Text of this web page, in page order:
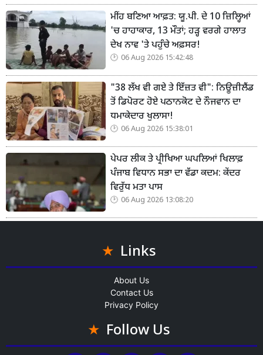
ਮੀਂਹ ਬਣਿਆ ਆਫ਼ਤ: ਯੂ.ਪੀ. ਦੇ 10 ਜ਼ਿਲ੍ਹਿਆਂ
'ਚ ਹਾਹਾਕਾਰ, 13 ਮੌਤਾਂ; ਹੜ੍ਹ ਵਰਗੇ ਹਾਲਾਤ
ਦੇਖ ਨਾਵ 'ਤੇ ਪਹੁੰਚੇ ਅਫ਼ਸਰ!
06 Aug 2026 15:42:48
"38 ਲੱਖ ਵੀ ਗਏ ਤੇ ਇੱਜ਼ਤ ਵੀ": ਨਿਊਜ਼ੀਲੈਂਡ
ਤੋਂ ਡਿਪੋਰਟ ਹੋਏ ਪਠਾਨਕੋਟ ਦੇ ਨੌਜਵਾਨ ਦਾ
ਧਮਾਕੇਦਾਰ ਖੁਲਾਸਾ!
06 Aug 2026 15:38:01
ਪੇਪਰ ਲੀਕ ਤੇ ਪ੍ਰੀਖਿਆ ਘਪਲਿਆਂ ਖਿਲਾਫ਼
ਪੰਜਾਬ ਵਿਧਾਨ ਸਭਾ ਦਾ ਵੱਡਾ ਕਦਮ: ਕੇਂਦਰ
ਵਿਰੁੱਧ ਮਤਾ ਪਾਸ
06 Aug 2026 13:08:20
Links
About Us
Contact Us
Privacy Policy
Follow Us